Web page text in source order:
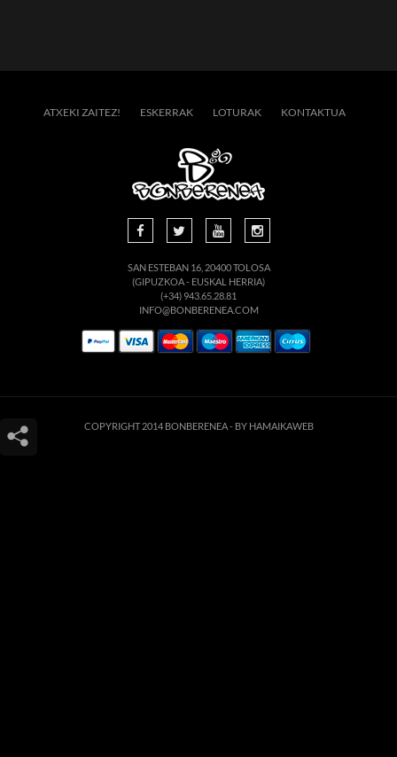
ATXEKI ZAITEZ! ESKERRAK LOTURAK KONTAKTUA
SAN ESTEBAN 16, 20400 TOLOSA
(GIPUZKOA - EUSKAL HERRIA)
(+34) 943.65.28.81
INFO@BONBERENEA.COM
COPYRIGHT 2014 BONBERENEA - BY HAMAIKAWEB